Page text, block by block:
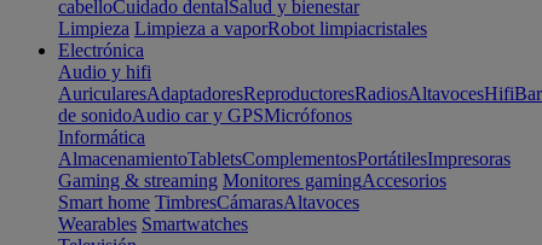
cabelloCuidado dentalSalud y bienestar
Limpieza Limpieza a vaporRobot limpiacristales
Electrónica
Audio y hifi
AuricularesAdaptadoresReproductoresRadiosAltavocesHifi
de sonidoAudio car y GPSMicrófonos
Informática
AlmacenamientoTabletsComplementosPortátilesImpresoras
Gaming & streaming Monitores gamingAccesorios
Smart home TimbresCámarasAltavoces
Wearables Smartwatches